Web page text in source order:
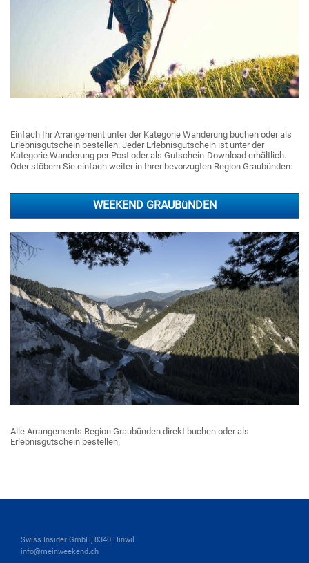
Einfach Ihr Arrangement unter der Kategorie Wanderung buchen oder als
Erlebnisgutschein bestellen. Jeder Erlebnisgutschein ist unter der
Kategorie Wanderung per Post oder als Gutschein-Download erhältlich.
Oder stöbern Sie einfach weiter in Ihrer bevorzugten Region Graubünden:
WEEKEND GRAUBüNDEN
Alle Arrangements Region Graubünden direkt buchen oder als
Erlebnisgutschein bestellen.
Swiss Insider GmbH, 8340 Hinwil
info@meinweekend.ch